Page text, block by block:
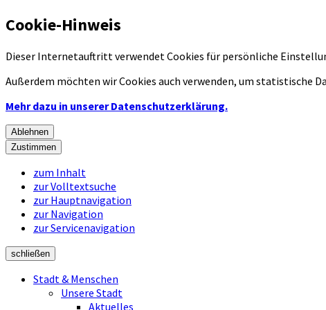
Cookie-Hinweis
Dieser Internetauftritt verwendet Cookies für persönliche
Außerdem möchten wir Cookies auch verwenden, um statistische
Mehr dazu in unserer Datenschutzerklärung.
Ablehnen
Zustimmen
zum Inhalt
zur Volltextsuche
zur Hauptnavigation
zur Navigation
zur Servicenavigation
schließen
Stadt & Menschen
Unsere Stadt
Aktuelles